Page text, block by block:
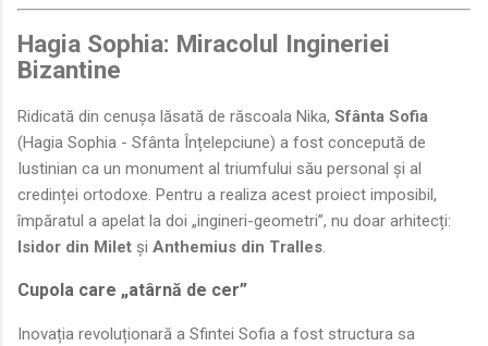
Hagia Sophia: Miracolul Ingineriei
Bizantine
Ridicată din cenușa lăsată de răscoala Nika, Sfânta Sofia
(Hagia Sophia - Sfânta Înțelepciune) a fost concepută de
Iustinian ca un monument al triumfului său personal și al
credinței ortodoxe. Pentru a realiza acest proiect imposibil,
împăratul a apelat la doi „ingineri-geometri”, nu doar arhitecți:
Isidor din Milet și Anthemius din Tralles.
Cupola care „atârnă de cer”
Inovația revoluționară a Sfintei Sofia a fost structura sa